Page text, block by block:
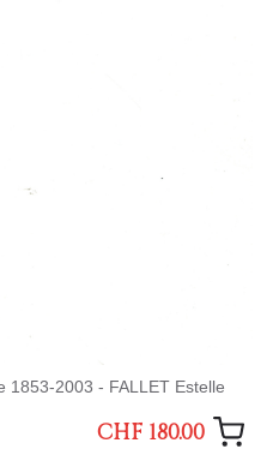
1853-2003 - FALLET Estelle
CHF 180.00